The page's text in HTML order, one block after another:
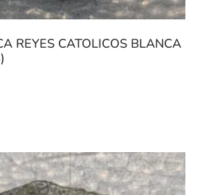
REYES CATOLICOS BLANCA